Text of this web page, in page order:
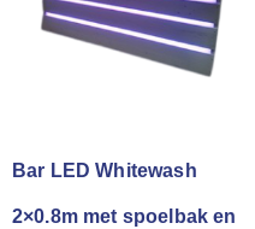
Bar LED Whitewash
2×0.8m met spoelbak en